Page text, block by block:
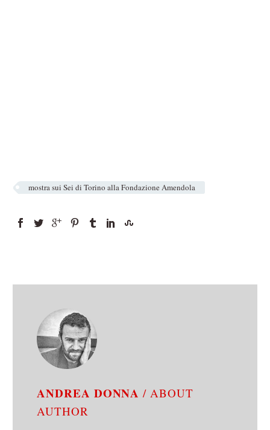
mostra sui Sei di Torino alla Fondazione Amendola
ANDREA DONNA/ ABOUT
AUTHOR